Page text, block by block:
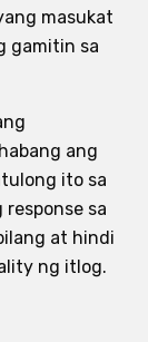
masukat
gamitin sa
ang
ito sa
sa
at hindi
ng itlog.